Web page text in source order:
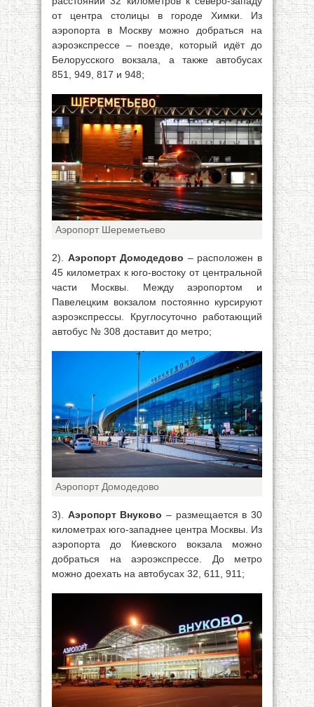
от центра столицы в городе Химки. Из
аэропорта в Москву можно добраться на
аэроэкспрессе – поезде, который идёт до
Белорусского вокзала, а также автобусах
851, 949, 817 и 948;
Аэропорт Шереметьево
2). Аэропорт Домодедово – расположен в
45 километрах к юго-востоку от центральной
части Москвы. Между аэропортом и
Павелецким вокзалом постоянно курсируют
аэроэкспрессы. Круглосуточно работающий
автобус № 308 доставит до метро;
Аэропорт Домодедово
3). Аэропорт Внуково – размещается в 30
километрах юго-западнее центра Москвы. Из
аэропорта до Киевского вокзала можно
добраться на аэроэкспрессе. До метро
можно доехать на автобусах 32, 611, 911;